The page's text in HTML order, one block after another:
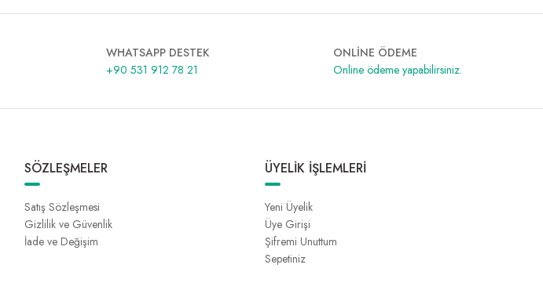
WHATSAPP DESTEK
+90 531 912 78 21
ONLİNE ÖDEME
Online ödeme yapabilirsiniz.
SÖZLEŞMELER
Satış Sözleşmesi
Gizlilik ve Güvenlik
İade ve Değişim
ÜYELİK İŞLEMLERİ
Yeni Üyelik
Üye Girişi
Şifremi Unuttum
Sepetiniz